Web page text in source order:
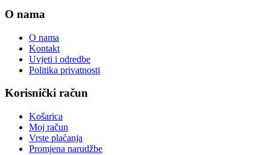
O nama
O nama
Kontakt
Uvjeti i odredbe
Politika privatnosti
Korisnički račun
Košarica
Moj račun
Vrste plaćanja
Promjena narudžbe